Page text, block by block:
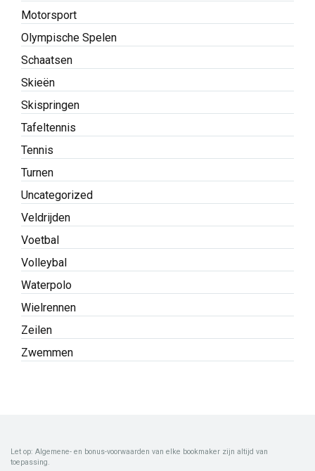
Motorsport
Olympische Spelen
Schaatsen
Skieën
Skispringen
Tafeltennis
Tennis
Turnen
Uncategorized
Veldrijden
Voetbal
Volleybal
Waterpolo
Wielrennen
Zeilen
Zwemmen
Let op: Algemene- en bonus-voorwaarden van elke bookmaker zijn altijd van
toepassing.